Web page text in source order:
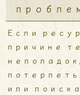
Если
причине
или